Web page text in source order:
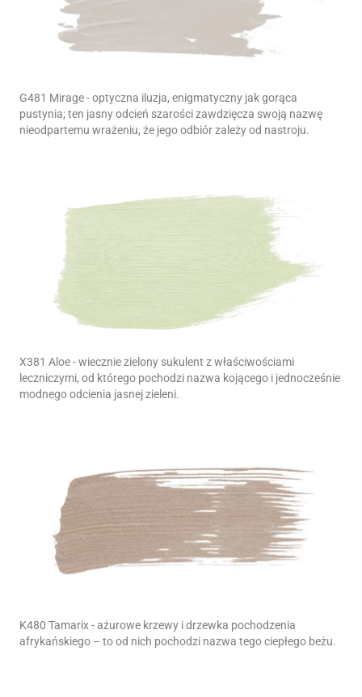
G481 Mirage - optyczna iluzja, enigmatyczny jak gorąca
pustynia; ten jasny odcień szarości zawdzięcza swoją nazwę
nieodpartemu wrażeniu, że jego odbiór zależy od nastroju.
X381 Aloe - wiecznie zielony sukulent z właściwościami
leczniczymi, od którego pochodzi nazwa kojącego i jednocześnie
modnego odcienia jasnej zieleni.
K480 Tamarix - ażurowe krzewy i drzewka pochodzenia
afrykańskiego – to od nich pochodzi nazwa tego ciepłego beżu.